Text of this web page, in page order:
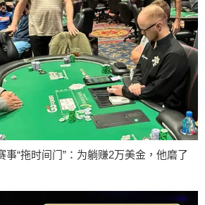
事“拖时间门”：为躺赚2万美金，他磨了